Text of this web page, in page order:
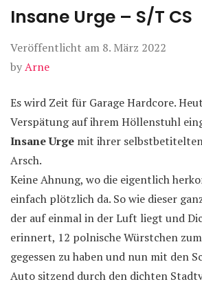
Insane Urge – S/T CS
Veröffentlicht am 8. März 2022
byArne
Es wird Zeit für Garage Hardcore.
Verspätung auf ihrem Höllenstuhl
Insane Urge mit ihrer
Arsch.
Keine Ahnung, wo die eigentlich
einfach plötzlich da. So wie dieser
der auf einmal in der Luft liegt und
erinnert, 12 polnische Würstchen
gegessen zu haben und nun mit den
Auto sitzend durch den dichten